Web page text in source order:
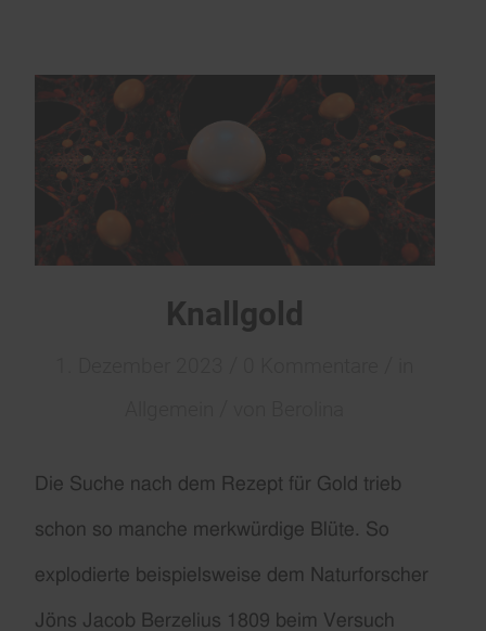
Knallgold
Die Suche nach dem Rezept für Gold trieb
schon so manche merkwürdige Blüte. So
explodierte beispielsweise dem Naturforscher
Jöns Jacob Berzelius 1809 beim Versuch